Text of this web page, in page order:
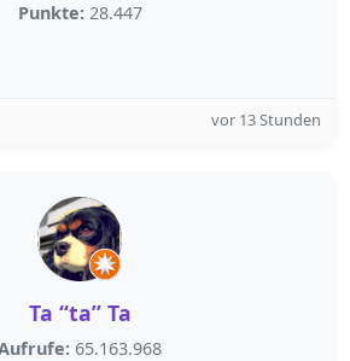
Punkte: 28.447
vor 13 Stunden
Ta “ta” Ta
65.163.968